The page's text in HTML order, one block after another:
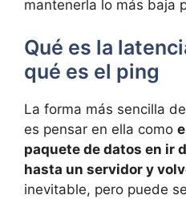
mantenerla lo más baja
Qué es la
qué es el ping
La forma más sencilla
es pensar en ella como
paquete de datos en ir
hasta un servidor y
inevitable, pero puede